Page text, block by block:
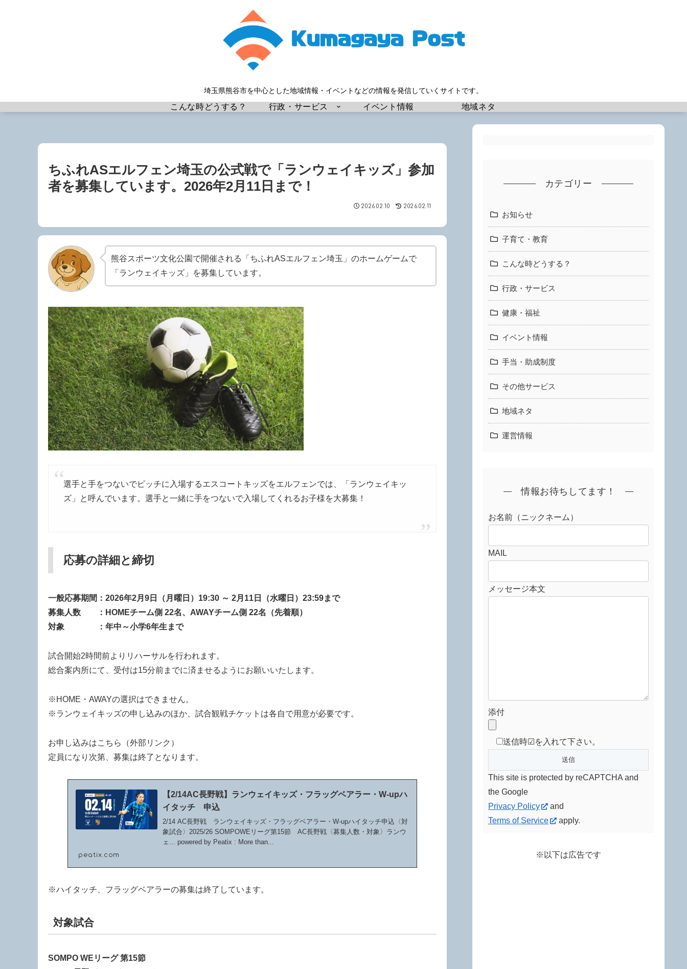
埼玉県熊谷市を中心とした地域情報・イベントなどの情報を発信していくサイトです。
こんな時どうする？ 行政・サービス イベント情報 地域ネタ
ちふれASエルフェン埼玉の公式戦で「ランウェイキッズ」参加
者を募集しています。2026年2月11日まで！
2026.02.10 2026.02.11
熊谷スポーツ文化公園で開催される「ちふれASエルフェン埼玉」のホームゲームで
「ランウェイキッズ」を募集しています。
選手と手をつないでピッチに入場するエスコートキッズをエルフェンでは、「ランウェイキッ
ズ」と呼んでいます。選手と一緒に手をつないで入場してくれるお子様を大募集！
応募の詳細と締切
一般応募期間：2026年2月9日（月曜日）19:30 ～ 2月11日（水曜日）23:59まで
募集人数 ：HOMEチーム側 22名、AWAYチーム側 22名（先着順）
対象 ：年中～小学6年生まで
試合開始2時間前よりリハーサルを行われます。
総合案内所にて、受付は15分前までに済ませるようにお願いいたします。
※HOME・AWAYの選択はできません。
※ランウェイキッズの申し込みのほか、試合観戦チケットは各自で用意が必要です。
お申し込みはこちら（外部リンク）
定員になり次第、募集は終了となります。
【2/14AC長野戦】ランウェイキッズ・フラッグベアラー・W-upハ
イタッチ 申込
2/14 AC長野戦 ランウェイキッズ・フラッグベアラー・W-upハイタッチ申込〈対
象試合〉2025/26 SOMPOWEリーグ第15節 AC長野戦〈募集人数・対象〉ランウ
ェ... powered by Peatix : More than...
peatix.com
※ハイタッチ、フラッグベアラーの募集は終了しています。
対象試合
SOMPO WEリーグ 第15節
カテゴリー
お知らせ
子育て・教育
こんな時どうする？
行政・サービス
健康・福祉
イベント情報
手当・助成制度
その他サービス
地域ネタ
運営情報
情報お待ちしてます！
お名前（ニックネーム）
MAIL
メッセージ本文
添付
送信時☑を入れて下さい。
This site is protected by reCAPTCHA and
the Google
Privacy Policy
and
Terms of Service
apply.
※以下は広告です